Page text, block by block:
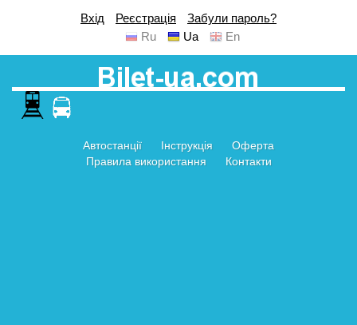
Вхід Реєстрація
Забули пароль?
Ru
Ua En
Автостанції Інструкція
Оферта
Правила використання
Контакти